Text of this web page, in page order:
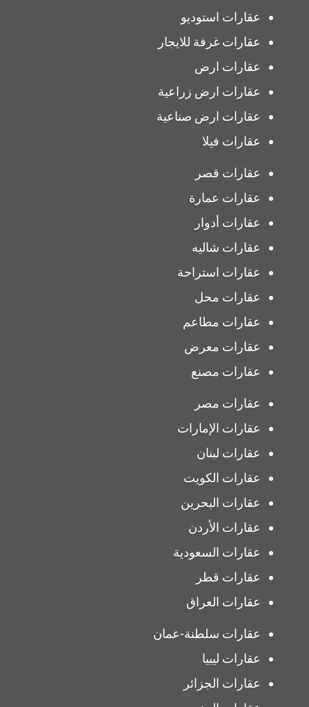
عقارات استوديو
عقارات غرفة للايجار
عقارات ارض
عقارات ارض زراعية
عقارات ارض صناعية
عقارات فيلا
عقارات قصر
عقارات عمارة
عقارات أدوار
عقارات شاليه
عقارات استراحة
عقارات محل
عقارات مطاعم
عقارات معرض
عقارات مصنع
عقارات مصر
عقارات الإمارات
عقارات لبنان
عقارات الكويت
عقارات البحرين
عقارات الأردن
عقارات السعودية
عقارات قطر
عقارات العراق
عقارات سلطنة-عمان
عقارات ليبيا
عقارات الجزائر